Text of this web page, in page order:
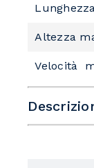
Altezza
Velocità